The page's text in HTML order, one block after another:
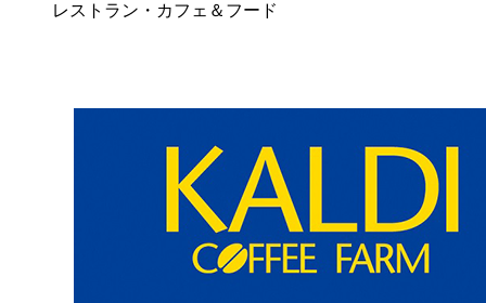
レストラン・カフェ＆フード